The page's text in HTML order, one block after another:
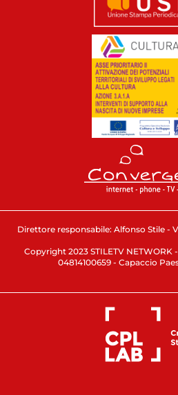
Direttore responsabile: Alfonso Stile -
Copyright 2023 STILETV NETWORK
04814100659 - Capaccio